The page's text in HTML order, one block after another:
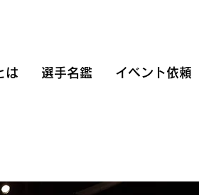
は 選手名鑑 イベント依頼